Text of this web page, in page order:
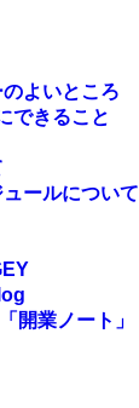
よいところ
できること
ールについて
開業ノート」